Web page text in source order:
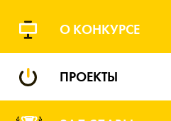
О КОНКУРСЕ
ПРОЕКТЫ